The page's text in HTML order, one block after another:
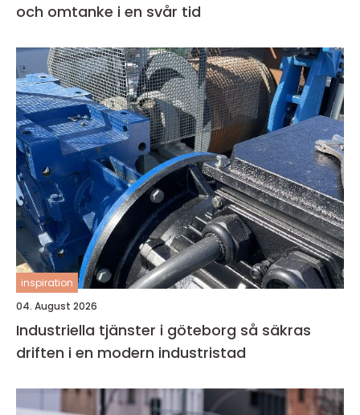
och omtanke i en svår tid
inspiration
04. August 2026
Industriella tjänster i göteborg så säkras
driften i en modern industristad